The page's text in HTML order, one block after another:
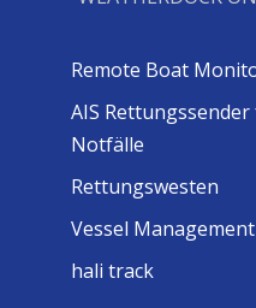
Remote Boat
AIS
Notfälle
Rettungswesten
Vessel
hali track